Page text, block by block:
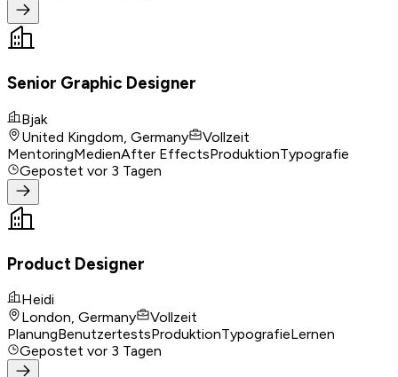
Senior Graphic Designer
Bjak
United Kingdom, Germany
Vollzeit
MentoringMedienAfter EffectsProduktionTypografie
Gepostet vor 3 Tagen
Product Designer
Heidi
London, Germany
Vollzeit
PlanungBenutzertestsProduktionTypografieLernen
Gepostet vor 3 Tagen